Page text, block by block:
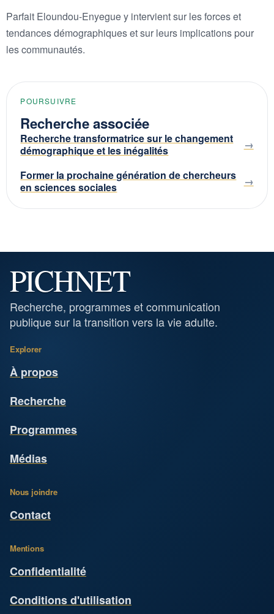
Parfait Eloundou-Enyegue y intervient sur les forces et
tendances démographiques et sur leurs implications pour
les communautés.
POURSUIVRE
Recherche associée
Recherche transformatrice sur le changement
démographique et les inégalités
Former la prochaine génération de chercheurs
en sciences sociales
PICHNET
Recherche, programmes et communication
publique sur la transition vers la vie adulte.
Explorer
À propos
Recherche
Programmes
Médias
Nous joindre
Contact
Mentions
Confidentialité
Conditions d'utilisation